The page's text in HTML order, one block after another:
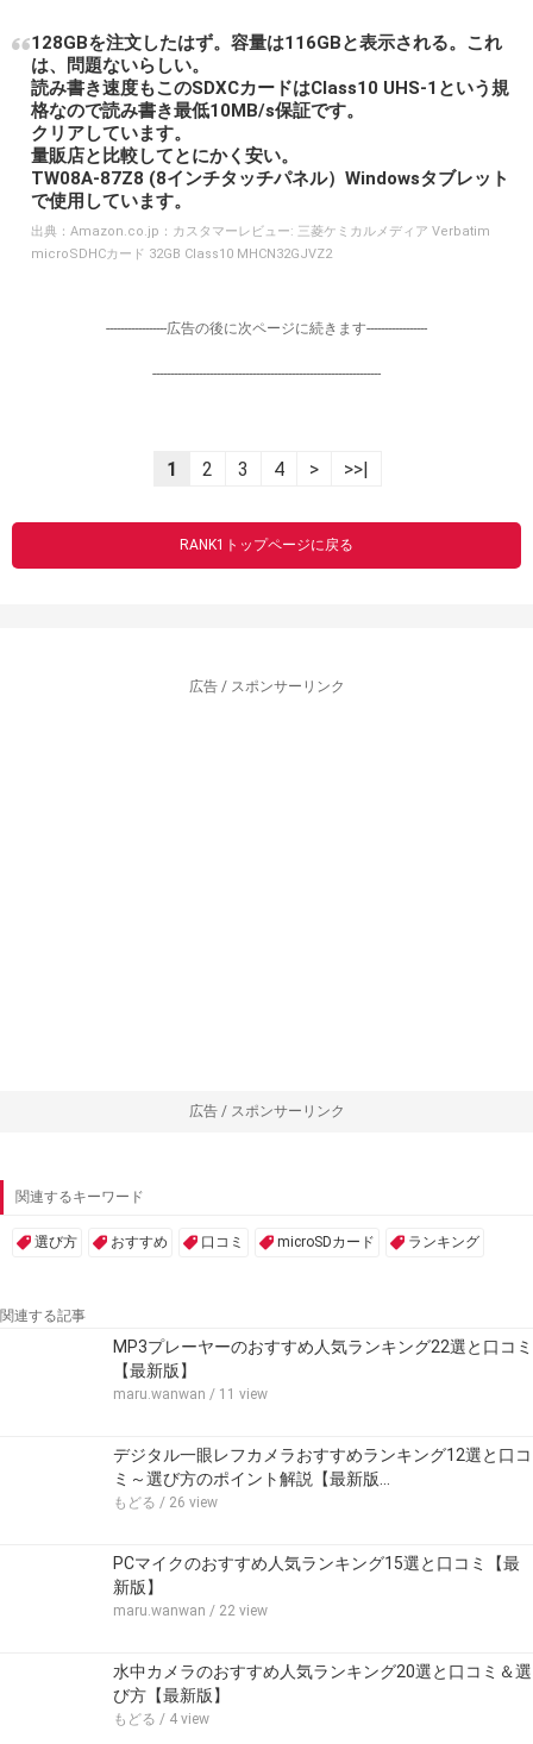
128GBを注文したはず。容量は116GBと表示される。これ
は、問題ないらしい。
読み書き速度もこのSDXCカードはClass10 UHS-1という規
格なので読み書き最低10MB/s保証です。
クリアしています。
量販店と比較してとにかく安い。
TW08A-87Z8 (8インチタッチパネル）Windowsタブレット
で使用しています。
出典： Amazon.co.jp：カスタマーレビュー: 三菱ケミカルメディア Verbatim
microSDHCカード 32GB Class10 MHCN32GJVZ2
-----------------広告の後に次ページに続きます-----------------
----------------------------------------------------------------
1 2 3 4 > >>|
RANK1トップページに戻る
広告 / スポンサーリンク
広告 / スポンサーリンク
関連するキーワード
選び方 おすすめ 口コミ microSDカード ランキング
関連する記事
MP3プレーヤーのおすすめ人気ランキング22選と口コミ
【最新版】
maru.wanwan / 11 view
デジタル一眼レフカメラおすすめランキング12選と口コ
ミ～選び方のポイント解説【最新版…
もどる / 26 view
PCマイクのおすすめ人気ランキング15選と口コミ【最
新版】
maru.wanwan / 22 view
水中カメラのおすすめ人気ランキング20選と口コミ＆選
び方【最新版】
もどる / 4 view